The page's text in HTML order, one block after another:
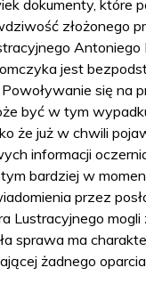
dokumenty, które
złożonego
Antoniego
jest
się na
być w tym
że już w chwili
informacji
bardziej w
przez
Lustracyjnego mogli
sprawa ma
żadnego